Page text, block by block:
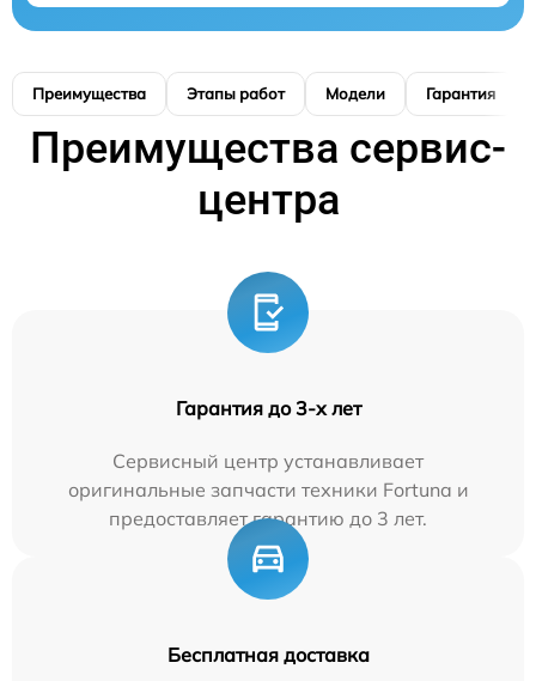
Преимущества Этапы работ Модели Гарантия
Преимущества сервис-
центра
Гарантия до 3-х лет
Сервисный центр устанавливает
оригинальные запчасти техники Fortuna и
предоставляет гарантию до 3 лет.
Бесплатная доставка